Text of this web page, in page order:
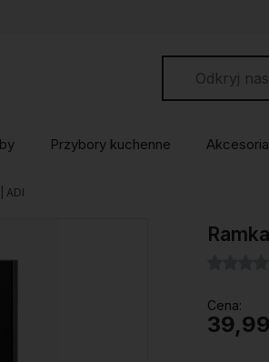
Przybory kuchenne
ADI
Cena: